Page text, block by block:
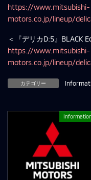
https://www.mitsubishi-
motors.co.jp/lineup/
＜『デリカD:5』BLACK
https://www.mitsubishi-
motors.co.jp/lineup/
カテゴリー